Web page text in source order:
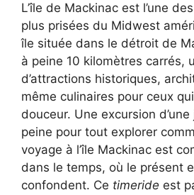
L’île de Mackinac est l’une
plus prisées du Midwest
île située dans le détroit de
à peine 10 kilomètres carrés,
d’attractions historiques,
même culinaires pour ceux
douceur. Une excursion
peine pour tout explorer
voyage à l’île Mackinac est
dans le temps, où le présent
confondent. Ce timeride est